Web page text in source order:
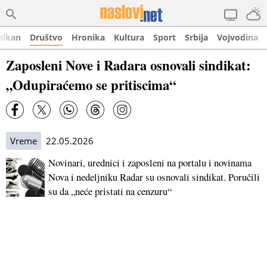
Društvo Hronika Kultura Sport Srbija Vojvodina
Zaposleni Nove i Radara osnovali sindikat:
„Odupiraćemo se pritiscima“
Vreme 22.05.2026
Novinari, urednici i zaposleni na portalu i novinama
Nova i nedeljniku Radar su osnovali sindikat. Poručili
su da „neće pristati na cenzuru“